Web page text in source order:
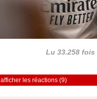
Lu 33.258 fois
afficher les réactions (9)